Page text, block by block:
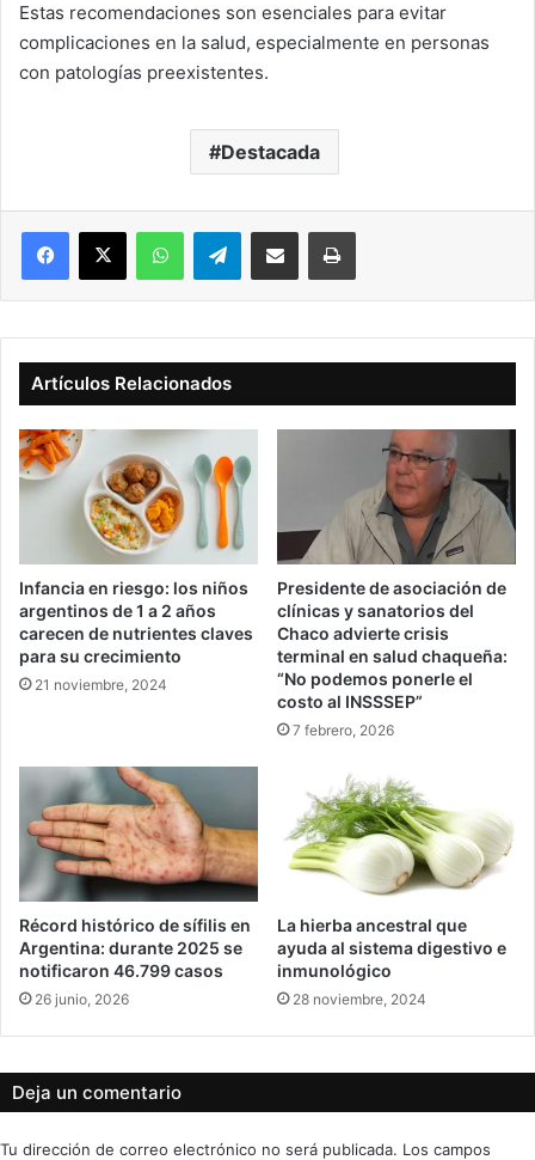
Estas recomendaciones son esenciales para evitar
complicaciones en la salud, especialmente en personas
con patologías preexistentes.
Destacada
Facebook
X WhatsAppTelegramCompartir vía correo electrónicoImprimir
Artículos Relacionados
Infancia en riesgo: los niños
argentinos de 1 a 2 años
carecen de nutrientes claves
para su crecimiento
21 noviembre, 2024
Presidente de asociación de
clínicas y sanatorios del
Chaco advierte crisis
terminal en salud chaqueña:
“No podemos ponerle el
costo al INSSSEP”
7 febrero, 2026
Récord histórico de sífilis en
Argentina: durante 2025 se
notificaron 46.799 casos
26 junio, 2026
La hierba ancestral que
ayuda al sistema digestivo e
inmunológico
28 noviembre, 2024
Deja un comentario
Tu dirección de correo electrónico no será publicada. Los campos